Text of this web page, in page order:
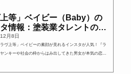
も一覧で整理しています。情報...
上等」ベイビー（Baby）の
情報：塗装業タレントの全
月8日
ヴ上等」ベイビーの素顔が見れるインスタが人気！『ラ
ンキーや社会の枠からはみ出してきた男女が本気の恋愛